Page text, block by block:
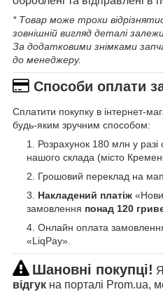
* Товар може трохи
зовнішній вигляд деталі
За додатковими знімками
до менеджеру.
Способи оплати
Сплатити покупку в інтернет-
будь-яким зручним способом:
Розрахунок 180 млн у разі
нашого склада (місто
Грошовий переклад на
Накладений платіж
замовлення понад 120
Онлайн оплата
«LiqPay».
Шановні покупці!
відгук на порталі Prom.ua,